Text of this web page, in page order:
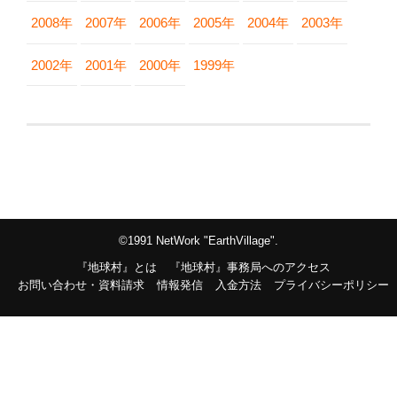
2008年 2007年 2006年 2005年 2004年 2003年
2002年 2001年 2000年 1999年
©1991 NetWork "EarthVillage".
『地球村』とは
『地球村』事務局へのアクセス
お問い合わせ・資料請求
情報発信 入金方法 プライバシーポリシー